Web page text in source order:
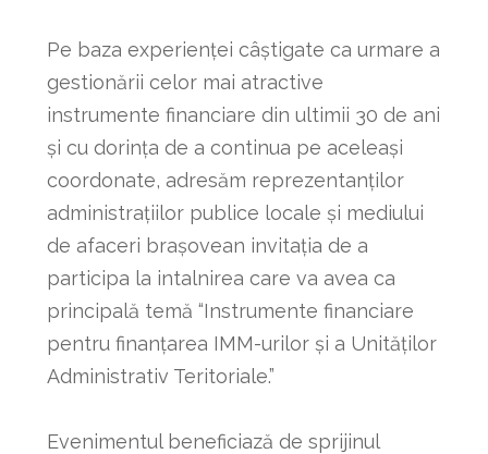
Pe baza experienței câștigate ca urmare a
gestionării celor mai atractive
instrumente financiare din ultimii 30 de ani
și cu dorința de a continua pe aceleași
coordonate, adresăm reprezentanților
administrațiilor publice locale și mediului
de afaceri brașovean invitația de a
participa la intalnirea care va avea ca
principală temă “Instrumente financiare
pentru finanțarea IMM-urilor și a Unităților
Administrativ Teritoriale.”
Evenimentul beneficiază de sprijinul